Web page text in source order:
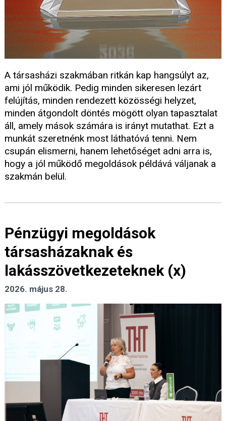
A társasházi szakmában ritkán kap hangsúlyt az,
ami jól működik. Pedig minden sikeresen lezárt
felújítás, minden rendezett közösségi helyzet,
minden átgondolt döntés mögött olyan tapasztalat
áll, amely mások számára is irányt mutathat. Ezt a
munkát szeretnénk most láthatóvá tenni. Nem
csupán elismerni, hanem lehetőséget adni arra is,
hogy a jól működő megoldások példává váljanak a
szakmán belül.
Pénzügyi megoldások
társasházaknak és
lakásszövetkezeteknek (x)
2026. május 28.